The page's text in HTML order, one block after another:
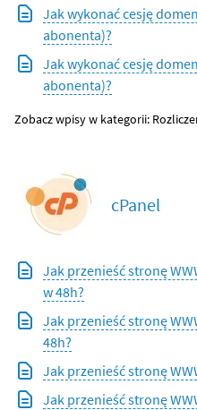
Jak wykonać cesję
abonenta)?
Jak wykonać cesję
abonenta)?
Zobacz wpisy w kategorii:
cPanel
Jak przenieść stronę
w 48h?
Jak przenieść stronę
48h?
Jak przenieść stronę
Jak przenieść stronę